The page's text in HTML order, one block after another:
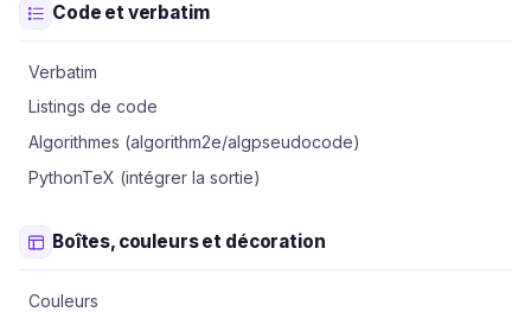
Code et verbatim
Verbatim
Listings de code
Algorithmes (algorithm2e/algpseudocode)
PythonTeX (intégrer la sortie)
Boîtes, couleurs et décoration
Couleurs